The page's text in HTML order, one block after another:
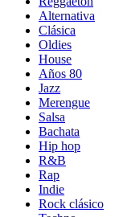
Alternativa
Clásica
Oldies
House
Años 80
Jazz
Merengue
Salsa
Bachata
Hip hop
R&B
Rap
Indie
Rock clásico